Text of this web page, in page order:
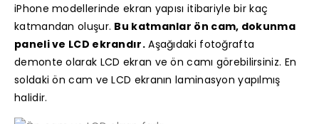
iPhone modellerinde ekran yapısı itibariyle bir kaç
katmandan oluşur. Bu katmanlar ön cam, dokunma
paneli ve LCD ekrandır.Aşağıdaki fotoğrafta
demonte olarak LCD ekran ve ön camı görebilirsiniz. En
soldaki ön cam ve LCD ekranın laminasyon yapılmış
halidir.